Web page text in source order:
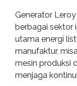
Generator
berbagai sektor
utama energi
manufaktur,
mesin produksi
menjaga